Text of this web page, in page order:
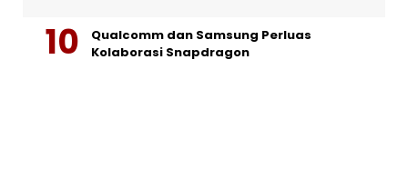
Qualcomm dan Samsung Perluas
Kolaborasi Snapdragon